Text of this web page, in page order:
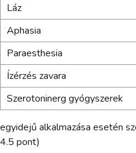
Láz
Aphasia
Paraesthesia
Ízérzés zavara
Szerotoninerg gyógyszerek
egyidejű alkalmazása esetén
4.5 pont)